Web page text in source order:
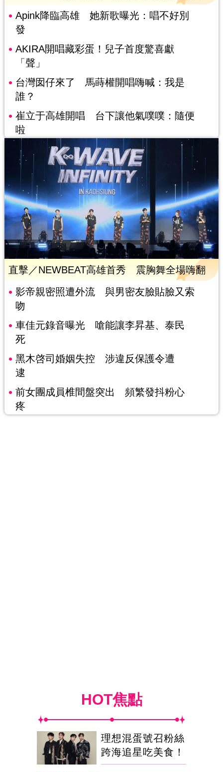
Apink降臨高雄 她新歌曝光：唱不好別
發
AKIRA開唱藏彩蛋！兒子首度驚喜獻
「聲」
台灣囡仔來了 馬蒔權開唱嗨喊：我是
誰？
崔立于高雄開唱 台下讓他氣噗噗：隨便
啦
直擊／NEWBEAT高雄首秀 震胸舞全場嗨翻
影帝親密照遭外流 與男密友臉貼臉又索
吻
車佳元錄音曝光 嗆能讓李昇基、泰民
死
黑木啓司婚姻失控 涉違反保護令遭
逮
前女團成員椎間盤突出 頻繁發抖粉心
疼
HOT焦點
理想混蛋號召粉絲
跨海追星吃美食！